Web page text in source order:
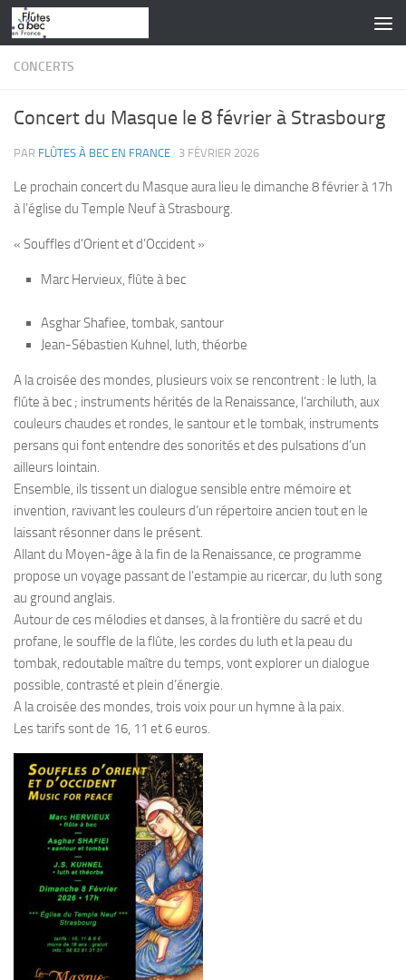
Skip to content
CONCERTS
Concert du Masque le 8 février à Strasbourg
PAR FLÛTES À BEC EN FRANCE · 3 FÉVRIER 2026
Le prochain concert du Masque aura lieu le dimanche 8 février à 17h
à l’église du Temple Neuf à Strasbourg.
« Souffles d’Orient et d’Occident »
Marc Hervieux, flûte à bec
Asghar Shafiee, tombak, santour
Jean-Sébastien Kuhnel, luth, théorbe
A la croisée des mondes, plusieurs voix se rencontrent : le luth, la
flûte à bec ; instruments hérités de la Renaissance, l’archiluth, aux
couleurs chaudes et rondes, le santour et le tombak, instruments
persans qui font entendre des sonorités et des pulsations d’un
ailleurs lointain.
Ensemble, ils tissent un dialogue sensible entre mémoire et
invention, ravivant les couleurs d’un répertoire ancien tout en le
laissant résonner dans le présent.
Allant du Moyen-âge à la fin de la Renaissance, ce programme
propose un voyage passant de l’estampie au ricercar, du luth song
au ground anglais.
Autour de ces mélodies et danses, à la frontière du sacré et du
profane, le souffle de la flûte, les cordes du luth et la peau du
tombak, redoutable maître du temps, vont explorer un dialogue
possible, contrasté et plein d’énergie.
A la croisée des mondes, trois voix pour un hymne à la paix.
Les tarifs sont de 16, 11 et 6 euros.